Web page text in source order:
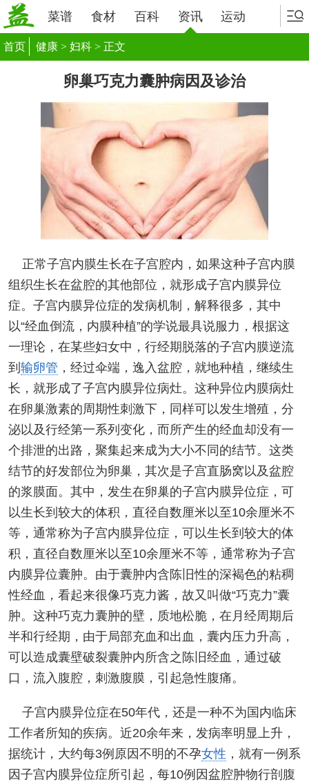
菜谱 食材 百科 资讯 运动
首页 健康 > 妇科 > 正文
卵巢巧克力囊肿病因及诊治
正常子宫内膜生长在子宫腔内，如果这种子宫内膜
组织生长在盆腔的其他部位，就形成子宫内膜异位
症。子宫内膜异位症的发病机制，解释很多，其中
以“经血倒流，内膜种植”的学说最具说服力，根据这
一理论，在某些妇女中，行经期脱落的子宫内膜逆流
到 输卵管 ，经过伞端，逸入盆腔，就地种植，继续生
长，就形成了子宫内膜异位病灶。这种异位内膜病灶
在卵巢激素的周期性刺激下，同样可以发生增殖，分
泌以及行经第一系列变化，而所产生的经血却没有一
个排泄的出路，聚集起来成为大小不同的结节。这类
结节的好发部位为卵巢，其次是子宫直肠窝以及盆腔
的浆膜面。其中，发生在卵巢的子宫内膜异位症，可
以生长到较大的体积，直径自数厘米以至10余厘米不
等，通常称为子宫内膜异位症，可以生长到较大的体
积，直径自数厘米以至10余厘米不等，通常称为子宫
内膜异位囊肿。由于囊肿内含陈旧性的深褐色的粘稠
性经血，看起来很像巧克力酱，故又叫做“巧克力”囊
肿。这种巧克力囊肿的壁，质地松脆，在月经周期后
半和行经期，由于局部充血和出血，囊内压力升高，
可以造成囊壁破裂囊肿内所含之陈旧经血，通过破
口，流入腹腔，刺激腹膜，引起急性腹痛。
子宫内膜异位症在50年代，还是一种不为国内临床
工作者所知的疾病。近20余年来，发病率明显上升，
据统计，大约每3例原因不明的不孕女性 ，就有一例系
因子宫内膜异位症所引起，每10例因盆腔肿物行剖腹